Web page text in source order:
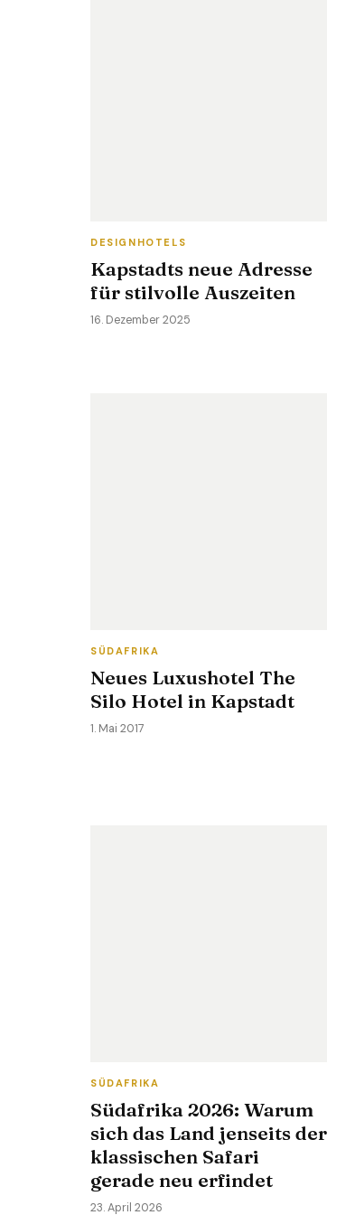
DESIGNHOTELS
Kapstadts neue Adresse
für stilvolle Auszeiten
16. Dezember 2025
SÜDAFRIKA
Neues Luxushotel The
Silo Hotel in Kapstadt
1. Mai 2017
SÜDAFRIKA
Südafrika 2026: Warum
sich das Land jenseits der
klassischen Safari
gerade neu erfindet
23. April 2026